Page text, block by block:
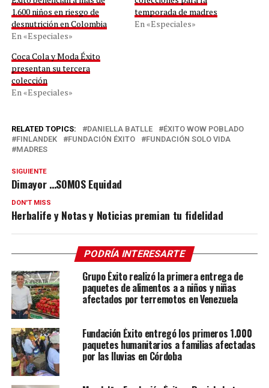
1.600 niños en riesgo de
desnutrición en Colombia
En «Especiales»
temporada de madres
En «Especiales»
Coca Cola y Moda Éxito
presentan su tercera
colección
En «Especiales»
RELATED TOPICS: DANIELLA BATLLE
ÉXITO WOW POBLADO
FINLANDEK
FUNDACIÓN ÉXITO
FUNDACIÓN SOLO VIDA
MADRES
SIGUIENTE
Dimayor …SOMOS Equidad
DON'T MISS
Herbalife y Notas y Noticias premian tu fidelidad
PODRÍA INTERESARTE
Grupo Éxito realizó la primera entrega de
paquetes de alimentos a a niños y niñas
afectados por terremotos en Venezuela
Fundación Éxito entregó los primeros 1.000
paquetes humanitarios a familias afectadas
por las lluvias en Córdoba